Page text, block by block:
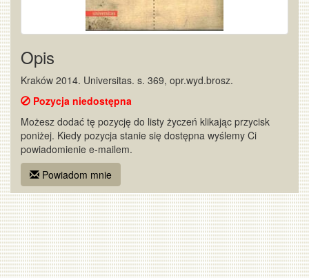
Opis
Kraków 2014. Universitas. s. 369, opr.wyd.brosz.
Pozycja niedostępna
Możesz dodać tę pozycję do listy życzeń klikając przycisk
poniżej. Kiedy pozycja stanie się dostępna wyślemy Ci
powiadomienie e-mailem.
Powiadom mnie